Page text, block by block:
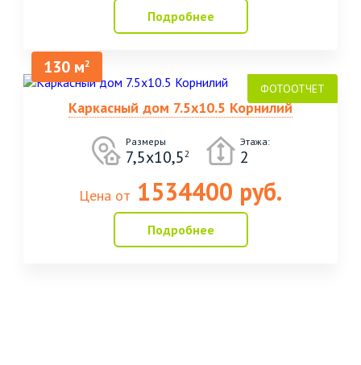
Подробнее
130 м2
Каркасный дом 7.5х10.5 Корнилий
Размеры
7,5х10,52
Этажа:
2
Цена от 1534400 руб.
Подробнее